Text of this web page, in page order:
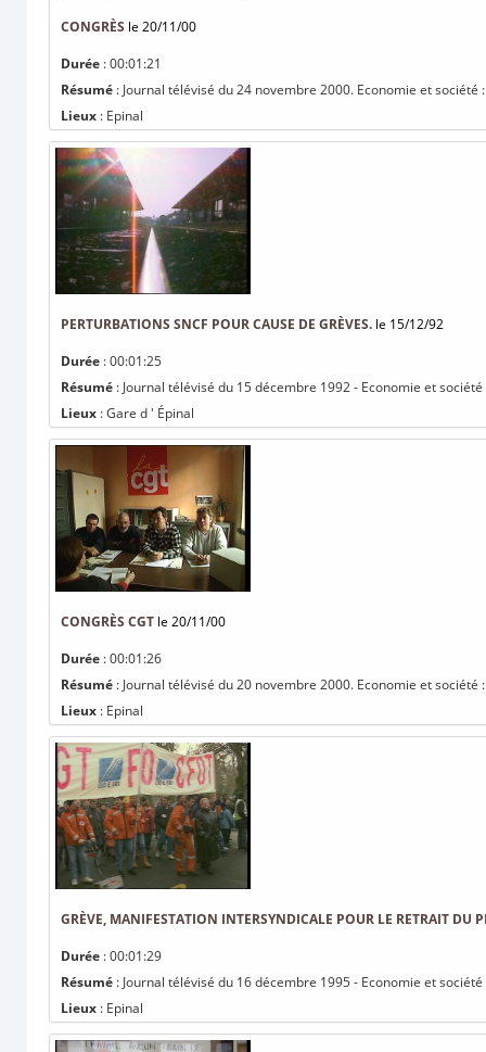
CONGRÈS le 20/11/00
Durée : 00:01:21
Résumé : Journal télévisé du 24 novembre 2000. Economie et
Lieux : Epinal
PERTURBATIONS SNCF POUR CAUSE DE GRÈVES. le 15/12/92
Durée : 00:01:25
Résumé : Journal télévisé du 15 décembre 1992 - Economie et
Lieux : Gare d ' Épinal
CONGRÈS CGT le 20/11/00
Durée : 00:01:26
Résumé : Journal télévisé du 20 novembre 2000. Economie et
Lieux : Epinal
GRÈVE, MANIFESTATION INTERSYNDICALE POUR LE RETRAIT DU
Durée : 00:01:29
Résumé : Journal télévisé du 16 décembre 1995 - Economie et
Lieux : Epinal